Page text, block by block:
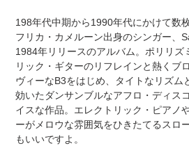
れ
ま
す
コ
ン
デ
ィ
シ
ョ
加
す
る
198年代中期から1990年代にかけて数
フリカ・カメルーン出身のシンガー、
1984年リリースのアルバム。ポリリズ
リック・ギターのリフレインと熱くブ
ヴィーなB3をはじめ、タイトなリズム
効いたダンサンブルなアフロ・ディス
イスな作品。エレクトリック・ピアノ
ーがメロウな雰囲気をひきたてるスロ
もいいですよ。